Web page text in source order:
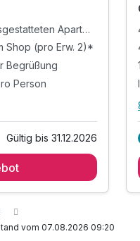
2 Übernachtungen im vollausgestatteten Apartment
Shop (pro Erw. 2)*
Begrüßung
Person
Shop (pro Erw. 2)*
Person
Gültig bis 31.12.2026
vom 07.08.2026 09:20